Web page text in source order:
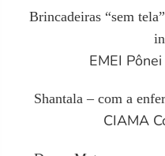
Brincadeiras “sem
EMEI
Shantala – com a
CIAMA